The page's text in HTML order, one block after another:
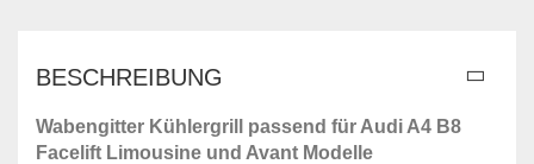
BESCHREIBUNG
Wabengitter Kühlergrill passend für Audi A4 B8
Facelift Limousine und Avant Modelle